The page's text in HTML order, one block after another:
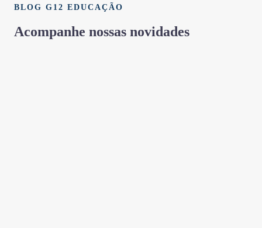
BLOG G12 EDUCAÇÃO
Acompanhe nossas novidades